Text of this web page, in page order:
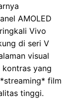
AMOLED
Vivo
di seri V
visual
kontras yang
film
tinggi.